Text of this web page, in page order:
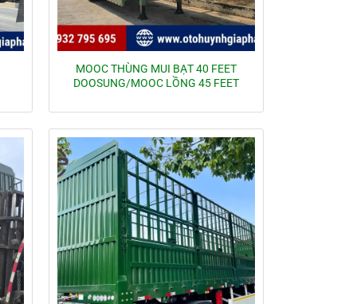
MOOC THÙNG MUI BẠT 40 FEET
DOOSUNG/MOOC LỒNG 45 FEET